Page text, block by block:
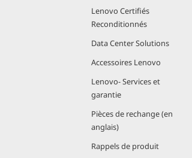
Lenovo Certifiés
Reconditionnés
Data Center Solutions
Accessoires Lenovo
Lenovo- Services et
garantie
Pièces de rechange (en
anglais)
Rappels de produit